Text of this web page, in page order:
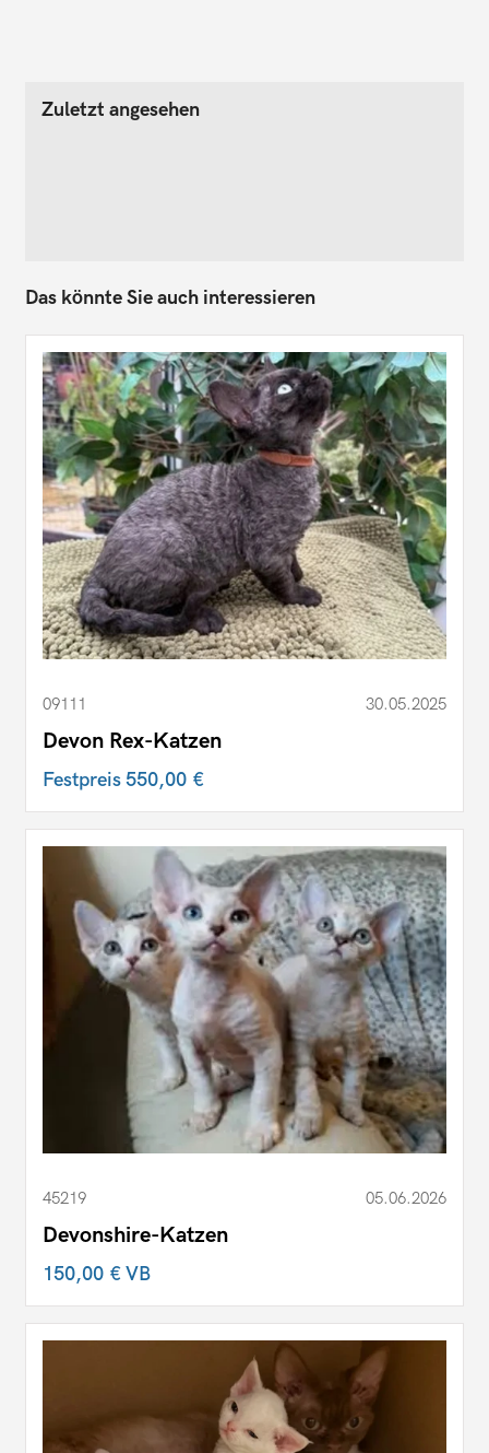
Zuletzt angesehen
Das könnte Sie auch interessieren
09111 30.05.2025
Devon Rex-Katzen
Festpreis550,00 €
45219 05.06.2026
Devonshire-Katzen
150,00 €VB